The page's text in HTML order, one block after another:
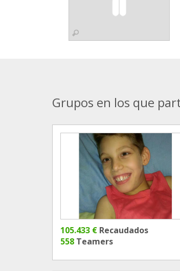
Grupos en los que
105.433 € Recaudados
558 Teamers